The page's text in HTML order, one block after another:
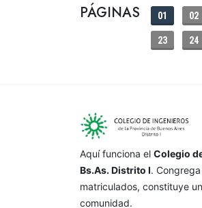
PÁGINAS 01 02
23 24
Aquí funciona el Colegio
Bs.As. Distrito I.
matriculados, constituye
comunidad.